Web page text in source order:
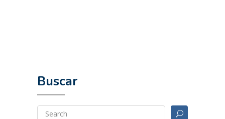
Buscar